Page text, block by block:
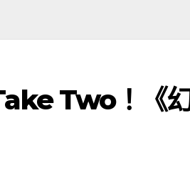
Two！《